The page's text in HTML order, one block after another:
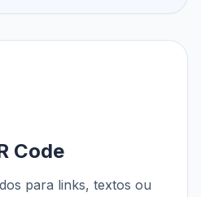
Code
para links, textos ou